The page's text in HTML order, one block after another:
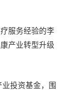
服务经验的李
产业转型升级
投资基金，围